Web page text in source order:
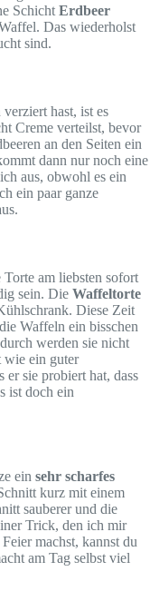
Schicht Erdbeer
Das wiederholst
sind.
hast, ist es
Creme verteilst, bevor
an den Seiten ein
dann nur noch eine
aus, obwohl es ein
ein paar ganze
am liebsten sofort
sein. Die Waffeltorte
Diese Zeit
Waffeln ein bisschen
werden sie nicht
wie ein guter
sie probiert hat, dass
ist doch ein
ein sehr scharfes
kurz mit einem
sauberer und die
Trick, den ich mir
machst, kannst du
am Tag selbst viel